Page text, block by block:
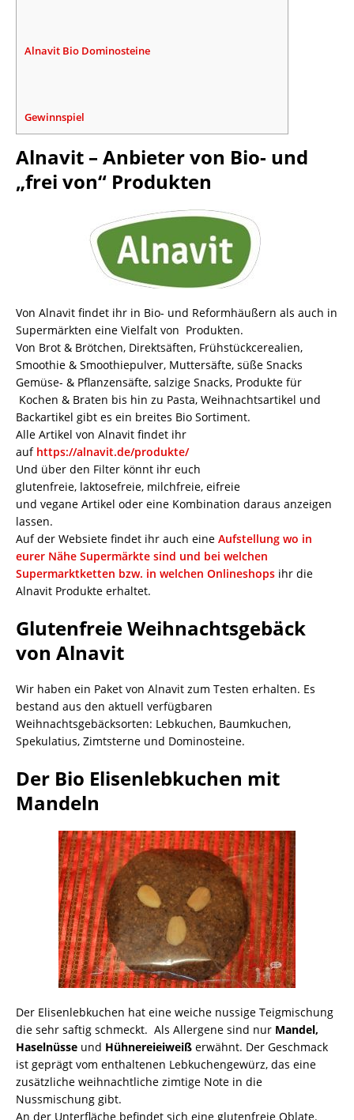
Alnavit Bio Dominosteine
Gewinnspiel
Alnavit – Anbieter von Bio- und
„frei von“ Produkten
Von Alnavit findet ihr in Bio- und Reformhäußern als auch in
Supermärkten eine Vielfalt von Produkten.
Von Brot & Brötchen, Direktsäften, Frühstückcerealien,
Smoothie & Smoothiepulver, Muttersäfte, süße Snacks
Gemüse- & Pflanzensäfte, salzige Snacks, Produkte für
Kochen & Braten bis hin zu Pasta, Weihnachtsartikel und
Backartikel gibt es ein breites Bio Sortiment.
Alle Artikel von Alnavit findet ihr
auf https://alnavit.de/produkte/
Und über den Filter könnt ihr euch
glutenfreie, laktosefreie, milchfreie, eifreie
und vegane Artikel oder eine Kombination daraus anzeigen
lassen.
Auf der Websiete findet ihr auch eine Aufstellung wo in
eurer Nähe Supermärkte sind und bei welchen
Supermarktketten bzw. in welchen Onlineshops ihr die
Alnavit Produkte erhaltet.
Glutenfreie Weihnachtsgebäck
von Alnavit
Wir haben ein Paket von Alnavit zum Testen erhalten. Es
bestand aus den aktuell verfügbaren
Weihnachtsgebäcksorten: Lebkuchen, Baumkuchen,
Spekulatius, Zimtsterne und Dominosteine.
Der Bio Elisenlebkuchen mit
Mandeln
Der Elisenlebkuchen hat eine weiche nussige Teigmischung
die sehr saftig schmeckt. Als Allergene sind nur Mandel,
Haselnüsse und Hühnereieiweiß erwähnt. Der Geschmack
ist geprägt vom enthaltenen Lebkuchengewürz, das eine
zusätzliche weihnachtliche zimtige Note in die
Nussmischung gibt.
An der Unterfläche befindet sich eine glutenfreie Oblate.